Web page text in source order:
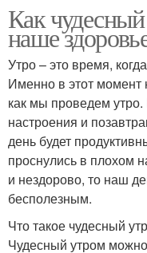
Как
наше
Утро – это время,
Именно в этот момент
как мы проведем
настроения и
день будет
проснулись в плохом
и нездорово, то наш
бесполезным.
Что такое чудесный
Чудесный утром можно